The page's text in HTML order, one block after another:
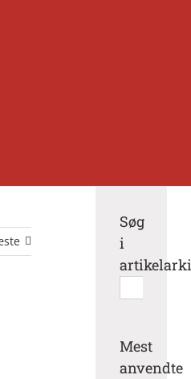
Søg
i
efter:
Mest
anvendte